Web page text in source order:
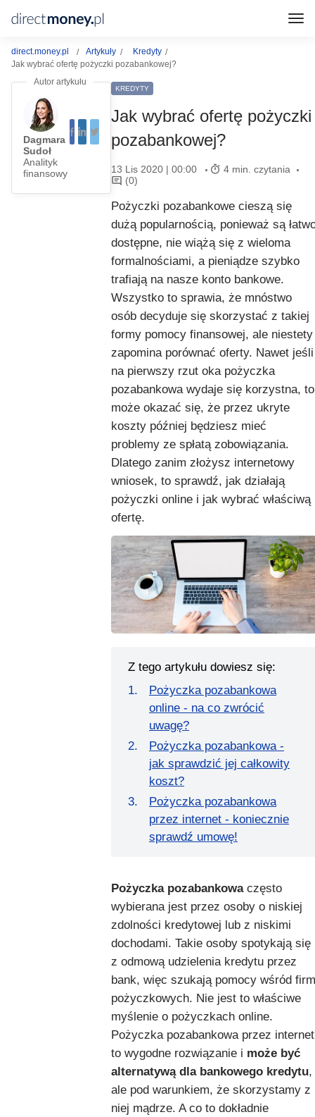
direct.money.pl Artykuły
Kredyty
Jak wybrać ofertę pożyczki pozabankowej?
Dagmara
Sudoł
Analityk
finansowy
KREDYTY
Jak wybrać ofertę pożyczki
pozabankowej?
13 Lis 2020 | 00:00
4 min. czytania
(0)
Pożyczki pozabankowe cieszą się
dużą popularnością, ponieważ są
dostępne, nie wiążą się z wieloma
formalnościami, a pieniądze szybko
trafiają na nasze konto bankowe.
Wszystko to sprawia, że mnóstwo
osób decyduje się skorzystać z takiej
formy pomocy finansowej, ale niestety
zapomina porównać oferty. Nawet jeśli
na pierwszy rzut oka pożyczka
pozabankowa wydaje się korzystna, to
może okazać się, że przez ukryte
koszty później będziesz mieć
problemy ze spłatą zobowiązania.
Dlatego zanim złożysz internetowy
wniosek, to sprawdź, jak działają
pożyczki online i jak wybrać właściwą
ofertę.
Z tego artykułu dowiesz się:
Pożyczka pozabankowa
online - na co zwrócić
uwagę?
Pożyczka pozabankowa -
jak sprawdzić jej całkowity
koszt?
Pożyczka pozabankowa
przez internet - koniecznie
sprawdź umowę!
Pożyczka pozabankowaczęsto
wybierana jest przez osoby o niskiej
zdolności kredytowej lub z niskimi
dochodami. Takie osoby spotykają się
z odmową udzielenia kredytu przez
bank, więc szukają pomocy wśród firm
pożyczkowych. Nie jest to właściwe
myślenie o pożyczkach online.
Pożyczka pozabankowa przez internet
to wygodne rozwiązanie i może być
alternatywą dla bankowego kredytu,
ale pod warunkiem, że skorzystamy z
niej mądrze. A co to dokładnie